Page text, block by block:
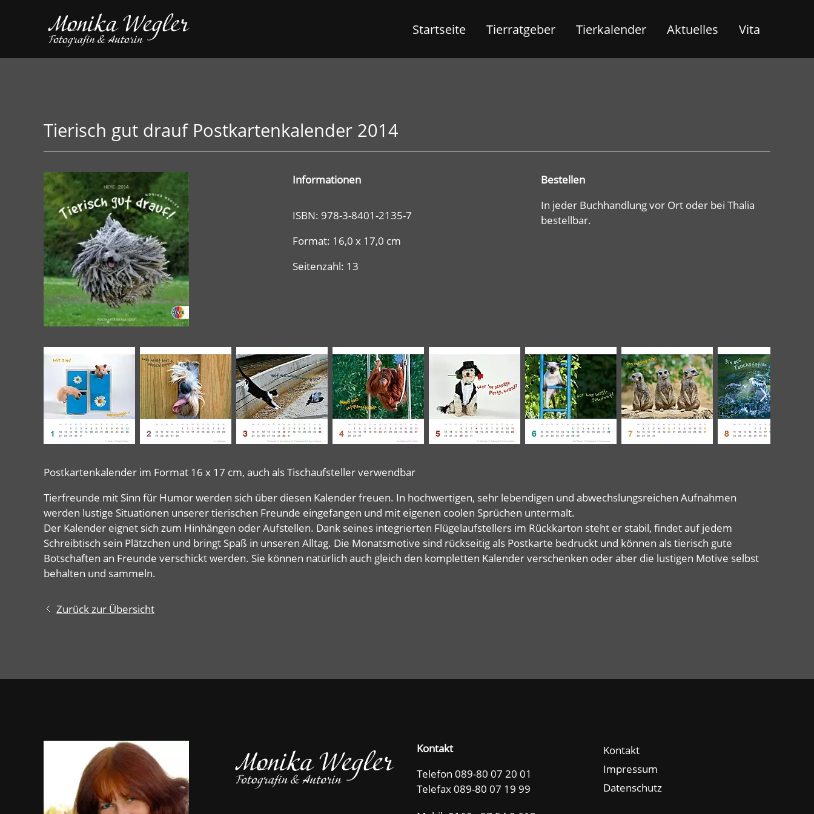
Startseite Tierratgeber Tierkalender Aktuelles Vita
Tierisch gut drauf Postkartenkalender 2014
Informationen
ISBN: 978-3-8401-2135-7
Format: 16,0 x 17,0 cm
Seitenzahl: 13
Bestellen
In jeder Buchhandlung vor Ort oder bei Thalia
bestellbar.
Postkartenkalender im Format 16 x 17 cm, auch als Tischaufsteller verwendbar
Tierfreunde mit Sinn für Humor werden sich über diesen Kalender freuen. In hochwertigen, sehr lebendigen und abwechslungsreichen Aufnahmen
werden lustige Situationen unserer tierischen Freunde eingefangen und mit eigenen coolen Sprüchen untermalt.
Der Kalender eignet sich zum Hinhängen oder Aufstellen. Dank seines integrierten Flügelaufstellers im Rückkarton steht er stabil, findet auf jedem
Schreibtisch sein Plätzchen und bringt Spaß in unseren Alltag. Die Monatsmotive sind rückseitig als Postkarte bedruckt und können als tierisch gute
Botschaften an Freunde verschickt werden. Sie können natürlich auch gleich den kompletten Kalender verschenken oder aber die lustigen Motive selbst
behalten und sammeln.
Zurück zur Übersicht
Kontakt
Telefon 089-80 07 20 01
Telefax 089-80 07 19 99
Kontakt
Impressum
Datenschutz